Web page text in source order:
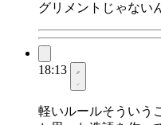
グリメントじゃない
18:13
軽いルールそういう